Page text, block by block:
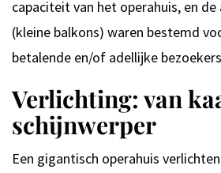
capaciteit van het operahuis, en de
(kleine balkons) waren bestemd
betalende en/of adellijke
Verlichting: van
schijnwerper
Een gigantisch operahuis